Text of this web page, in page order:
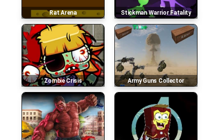
Rat Arena Stickman Warrior Fatality
Zombie Crisis Army Guns Collector